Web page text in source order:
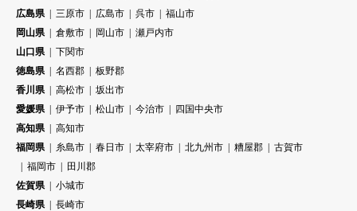
広島県
三原市 広島市 呉市
福山市
岡山県
倉敷市 岡山市
瀬戸内市
山口県
下関市
徳島県
名西郡
板野郡
香川県
高松市
坂出市
愛媛県
伊予市 松山市 今治市
四国中央市
高知県
高知市
福岡県
糸島市 春日市 太宰府市 北九州市 糟屋郡
古賀市
福岡市
田川郡
佐賀県
小城市
長崎県
長崎市